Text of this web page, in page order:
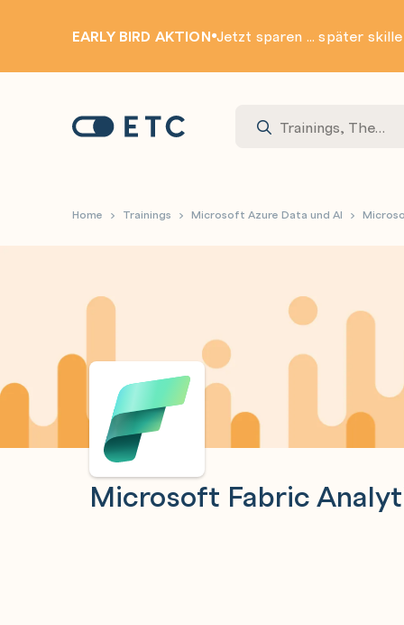
EARLY BIRD AKTION Jetzt sparen ... später
Startseite: ETC
Home Trainings Microsoft Azure Data und AI
Microsoft Fabric